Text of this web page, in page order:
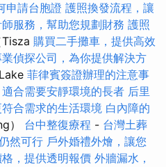
申請台胞證 護照換發流程，讓
服務，幫助您規劃財務 護照
購買二手攤車，提供高效
偵探公司，為你提供解決方
Lake 菲律賓簽證辦理的注意事
合需要安靜環境的長者 后里
合需求的生活環境 白內障的
） 台中整復療程 - 台灣土葬
然可行 戶外婚禮外燴，讓您
，提供透明報價 外牆漏水，